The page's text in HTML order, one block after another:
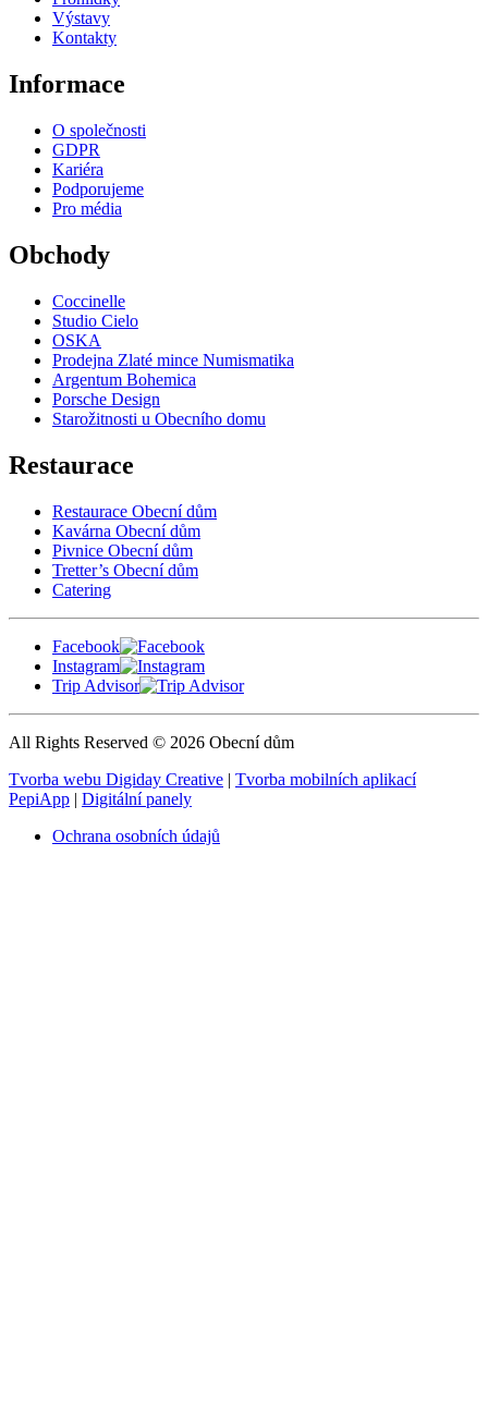
Výstavy
Kontakty
Informace
O společnosti
GDPR
Kariéra
Podporujeme
Pro média
Obchody
Coccinelle
Studio Cielo
OSKA
Prodejna Zlaté mince Numismatika
Argentum Bohemica
Porsche Design
Starožitnosti u Obecního domu
Restaurace
Restaurace Obecní dům
Kavárna Obecní dům
Pivnice Obecní dům
Tretter’s Obecní dům
Catering
Facebook
Instagram
Trip Advisor
All Rights Reserved © 2026 Obecní dům
Tvorba webu Digiday Creative | Tvorba mobilních aplikací
PepiApp | Digitální panely
Ochrana osobních údajů